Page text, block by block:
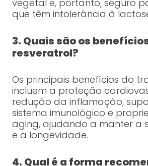
vegetal e, portanto, seguro
que têm intolerância à
3. Quais são os
resveratrol?
Os principais benefícios do
incluem a proteção
redução da inflamação,
sistema imunológico e
aging, ajudando a manter a
e a longevidade.
4. Qual é a forma